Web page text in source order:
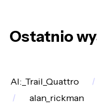
Ostatnio
AI:_Trail_Quattro
alan_rickman